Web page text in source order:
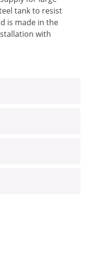
tank to resist
is made in the
with